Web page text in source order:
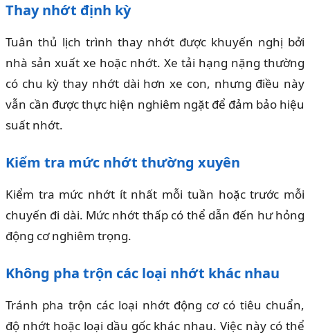
Thay nhớt định kỳ
Tuân thủ lịch trình thay nhớt được khuyến nghị bởi
nhà sản xuất xe hoặc nhớt. Xe tải hạng nặng thường
có chu kỳ thay nhớt dài hơn xe con, nhưng điều này
vẫn cần được thực hiện nghiêm ngặt để đảm bảo hiệu
suất nhớt.
Kiểm tra mức nhớt thường xuyên
Kiểm tra mức nhớt ít nhất mỗi tuần hoặc trước mỗi
chuyến đi dài. Mức nhớt thấp có thể dẫn đến hư hỏng
động cơ nghiêm trọng.
Không pha trộn các loại nhớt khác nhau
Tránh pha trộn các loại nhớt động cơ có tiêu chuẩn,
độ nhớt hoặc loại dầu gốc khác nhau. Việc này có thể